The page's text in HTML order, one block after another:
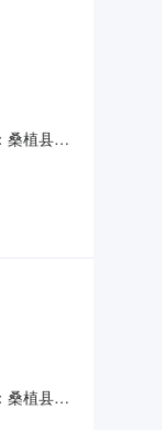
桑植县职
位
桑植县职